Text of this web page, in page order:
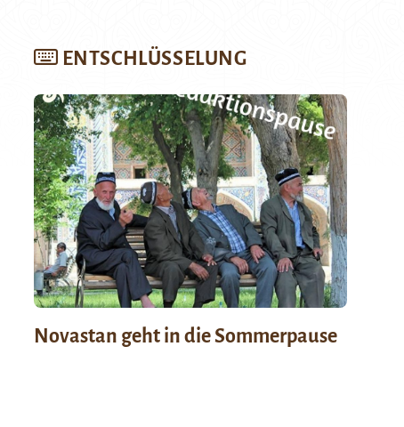
ENTSCHLÜSSELUNG
Novastan geht in die Sommerpause